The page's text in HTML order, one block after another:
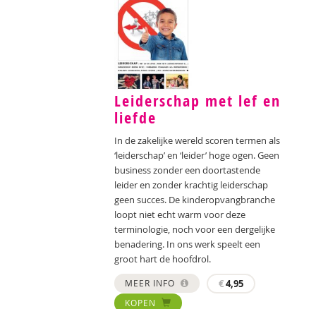
Leiderschap met lef en
liefde
In de zakelijke wereld scoren termen als
‘leiderschap’ en ‘leider’ hoge ogen. Geen
business zonder een doortastende
leider en zonder krachtig leiderschap
geen succes. De kinderopvangbranche
loopt niet echt warm voor deze
terminologie, noch voor een dergelijke
benadering. In ons werk speelt een
groot hart de hoofdrol.
MEER INFO €4,95
KOPEN